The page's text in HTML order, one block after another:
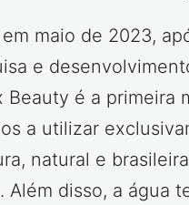
maio de 2023,
e
Beauty é a primeira
a utilizar
natural e
Além disso, a água